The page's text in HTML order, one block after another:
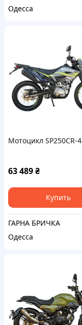
Одесса
Мотоцикл SP250CR-4
63 489₴
Купить
ГАРНА БРИЧКА
Одесса